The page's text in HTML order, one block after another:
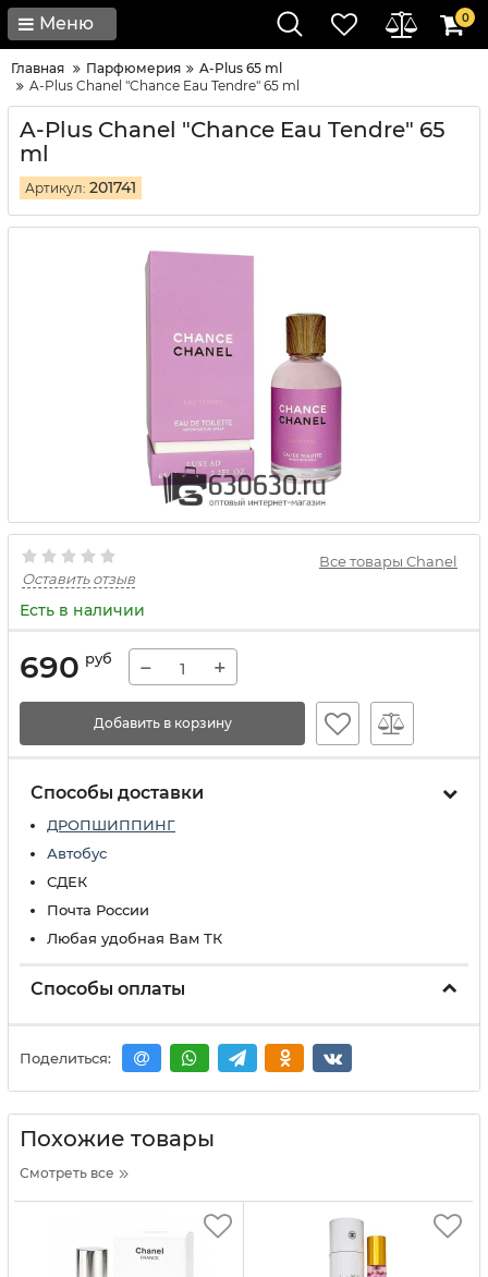
Меню 0
Главная Парфюмерия
A-Plus 65 ml
A-Plus Chanel "Chance Eau Tendre" 65 ml
A-Plus Chanel "Chance Eau Tendre" 65
ml
Артикул: 201741
Все товары Chanel
Оставить отзыв
Есть в наличии
690 руб − +
Добавить в корзину
Способы доставки
ДРОПШИППИНГ
Автобус
СДЕК
Почта России
Любая удобная Вам ТК
Способы оплаты
Поделиться:
Похожие товары
Смотреть все